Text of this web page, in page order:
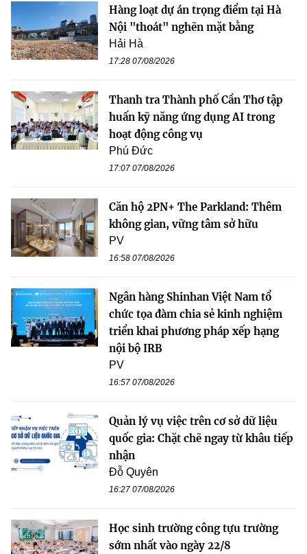
Hàng loạt dự án trọng điểm tại Hà
Nội "thoát" nghẽn mặt bằng
Hải Hà
17:28 07/08/2026
Thanh tra Thành phố Cần Thơ tập
huấn kỹ năng ứng dụng AI trong
hoạt động công vụ
Phú Đức
17:07 07/08/2026
Căn hộ 2PN+ The Parkland: Thêm
không gian, vững tâm sở hữu
PV
16:58 07/08/2026
Ngân hàng Shinhan Việt Nam tổ
chức tọa đàm chia sẻ kinh nghiệm
triển khai phương pháp xếp hạng
nội bộ IRB
PV
16:57 07/08/2026
Quản lý vụ việc trên cơ sở dữ liệu
quốc gia: Chặt chẽ ngay từ khâu tiếp
nhận
Đỗ Quyên
16:27 07/08/2026
Học sinh trường công tựu trường
sớm nhất vào ngày 22/8